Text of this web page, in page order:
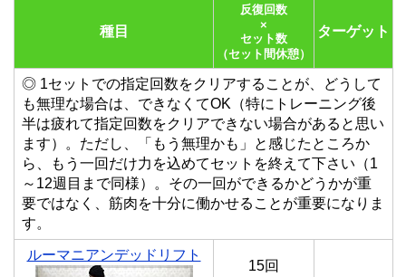
種目
反復回数
×
セット数
（セット間休憩）
ターゲット
◎ 1セットでの指定回数をクリアすることが、どうして
も無理な場合は、できなくてOK（特にトレーニング後
半は疲れて指定回数をクリアできない場合があると思い
ます）。ただし、
「もう無理かも」と感じたところか
ら、もう一回だけ力を込めてセットを終えて下さい（1
～12週目まで同様）。 その一回ができるかどうかが重
要ではなく、筋肉を十分に働かせることが重要になりま
す。
ルーマニアンデッドリフト
15回